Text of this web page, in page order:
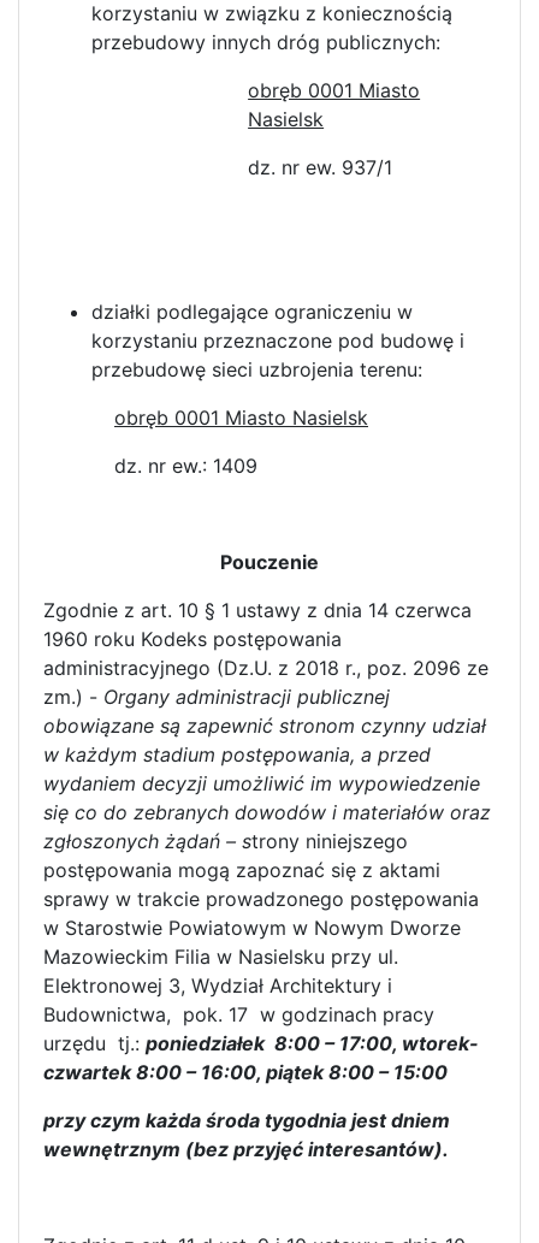
korzystaniu w związku z koniecznością
przebudowy innych dróg publicznych:
obręb 0001 Miasto
Nasielsk
dz. nr ew. 937/1
działki podlegające ograniczeniu w
korzystaniu przeznaczone pod budowę i
przebudowę sieci uzbrojenia terenu:
obręb 0001 Miasto Nasielsk
dz. nr ew.: 1409
Pouczenie
Zgodnie z art. 10 § 1 ustawy z dnia 14 czerwca
1960 roku Kodeks postępowania
administracyjnego (Dz.U. z 2018 r., poz. 2096 ze
zm.) - Organy administracji publicznej
obowiązane są zapewnić stronom czynny udział
w każdym stadium postępowania, a przed
wydaniem decyzji umożliwić im wypowiedzenie
się co do zebranych dowodów i materiałów oraz
zgłoszonych żądań – strony niniejszego
postępowania mogą zapoznać się z aktami
sprawy w trakcie prowadzonego postępowania
w Starostwie Powiatowym w Nowym Dworze
Mazowieckim Filia w Nasielsku przy ul.
Elektronowej 3, Wydział Architektury i
Budownictwa, pok. 17 w godzinach pracy
urzędu tj.: poniedziałek 8:00 – 17:00, wtorek-
czwartek 8:00 – 16:00, piątek 8:00 – 15:00
przy czym każda środa tygodnia jest dniem
wewnętrznym (bez przyjęć interesantów).